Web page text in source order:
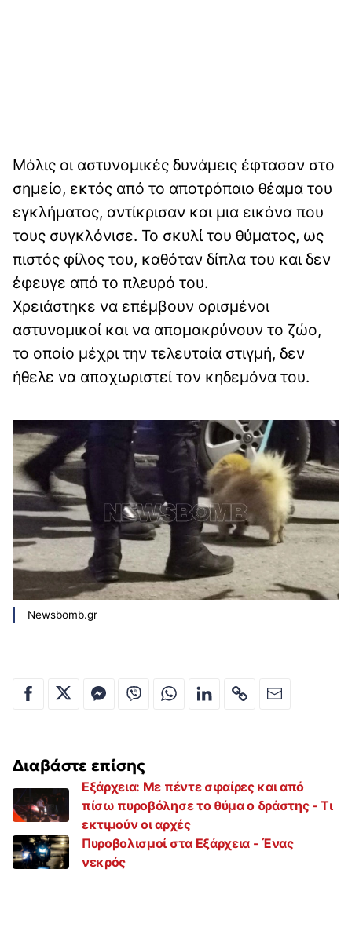
Μόλις οι αστυνομικές δυνάμεις έφτασαν στο
σημείο, εκτός από το αποτρόπαιο θέαμα του
εγκλήματος, αντίκρισαν και μια εικόνα που
τους συγκλόνισε. Το σκυλί του θύματος, ως
πιστός φίλος του, καθόταν δίπλα του και δεν
έφευγε από το πλευρό του.
Χρειάστηκε να επέμβουν ορισμένοι
αστυνομικοί και να απομακρύνουν το ζώο,
το οποίο μέχρι την τελευταία στιγμή, δεν
ήθελε να αποχωριστεί τον κηδεμόνα του.
Newsbomb.gr
Διαβάστε επίσης
Εξάρχεια: Με πέντε σφαίρες και από
πίσω πυροβόλησε το θύμα ο δράστης - Τι
εκτιμούν οι αρχές
Πυροβολισμοί στα Εξάρχεια - Ένας
νεκρός